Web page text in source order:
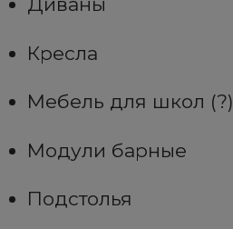
Кресла
Мебель для школ (?)
Модули барные
Подстолья